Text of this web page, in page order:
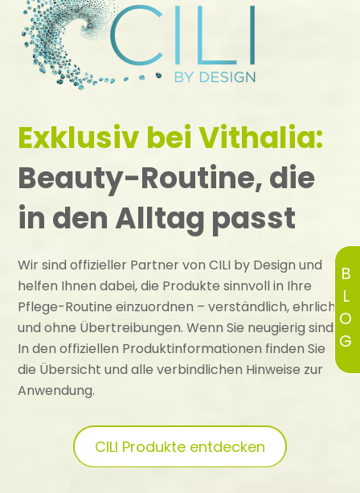
BLOG
Exklusiv bei Vithalia:
Beauty-Routine, die
in den Alltag passt
Wir sind offizieller Partner von CILI by Design und
helfen Ihnen dabei, die Produkte sinnvoll in Ihre
Pflege-Routine einzuordnen – verständlich, ehrlich
und ohne Übertreibungen. Wenn Sie neugierig sind:
In den offiziellen Produktinformationen finden Sie
die Übersicht und alle verbindlichen Hinweise zur
Anwendung.
CILI Produkte entdecken